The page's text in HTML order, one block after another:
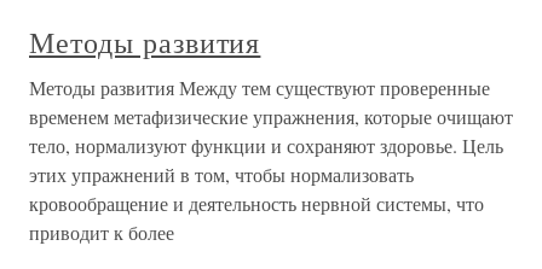
Методы развития
Методы развития Между тем существуют проверенные
временем метафизические упражнения, которые очищают
тело, нормализуют функции и сохраняют здоровье. Цель
этих упражнений в том, чтобы нормализовать
кровообращение и деятельность нервной системы, что
приводит к более